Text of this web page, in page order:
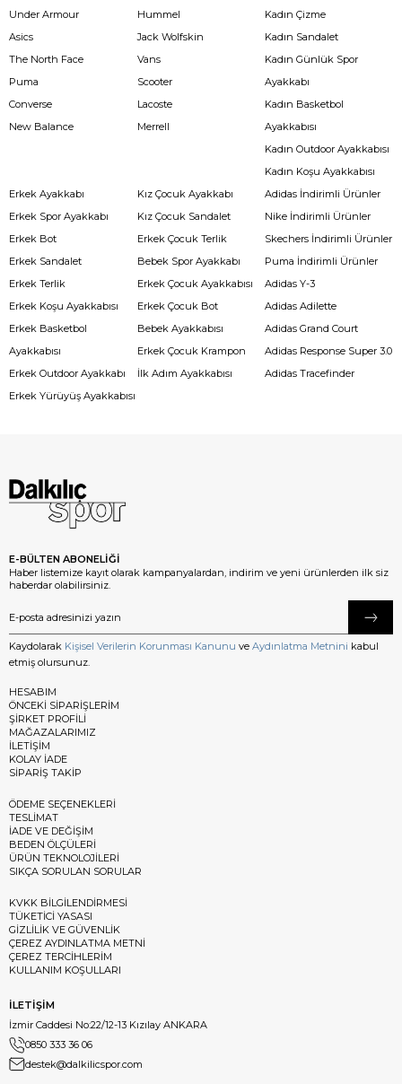
Under Armour
Asics
The North Face
Puma
Converse
New Balance
Hummel
Jack Wolfskin
Vans
Scooter
Lacoste
Merrell
Kadın Çizme
Kadın Sandalet
Kadın Günlük Spor
Ayakkabı
Kadın Basketbol
Ayakkabısı
Kadın Outdoor Ayakkabısı
Kadın Koşu Ayakkabısı
Erkek Ayakkabı
Erkek Spor Ayakkabı
Erkek Bot
Erkek Sandalet
Erkek Terlik
Erkek Koşu Ayakkabısı
Erkek Basketbol
Ayakkabısı
Erkek Outdoor Ayakkabı
Erkek Yürüyüş Ayakkabısı
Kız Çocuk Ayakkabı
Kız Çocuk Sandalet
Erkek Çocuk Terlik
Bebek Spor Ayakkabı
Erkek Çocuk Ayakkabısı
Erkek Çocuk Bot
Bebek Ayakkabısı
Erkek Çocuk Krampon
İlk Adım Ayakkabısı
Adidas İndirimli Ürünler
Nike İndirimli Ürünler
Skechers İndirimli Ürünler
Puma İndirimli Ürünler
Adidas Y-3
Adidas Adilette
Adidas Grand Court
Adidas Response Super 3.0
Adidas Tracefinder
E-BÜLTEN ABONELİĞİ
Haber listemize kayıt olarak kampanyalardan, indirim ve yeni ürünlerden ilk siz
haberdar olabilirsiniz.
Kaydolarak Kişisel Verilerin Korunması Kanunu ve Aydınlatma Metnini kabul
etmiş olursunuz.
HESABIM
ÖNCEKİ SİPARİŞLERİM
ŞİRKET PROFİLİ
MAĞAZALARIMIZ
İLETİŞİM
KOLAY İADE
SİPARİŞ TAKİP
ÖDEME SEÇENEKLERİ
TESLİMAT
İADE VE DEĞİŞİM
BEDEN ÖLÇÜLERİ
ÜRÜN TEKNOLOJİLERİ
SIKÇA SORULAN SORULAR
KVKK BİLGİLENDİRMESİ
TÜKETİCİ YASASI
GİZLİLİK VE GÜVENLİK
ÇEREZ AYDINLATMA METNİ
ÇEREZ TERCİHLERİM
KULLANIM KOŞULLARI
İLETİŞİM
İzmir Caddesi No:22/12-13 Kızılay ANKARA
0850 333 36 06
destek@dalkilicspor.com